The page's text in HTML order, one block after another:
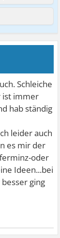
Schleiche
ist immer
hab ständig
leider auch
es mir der
oder
Ideen...bei
ging